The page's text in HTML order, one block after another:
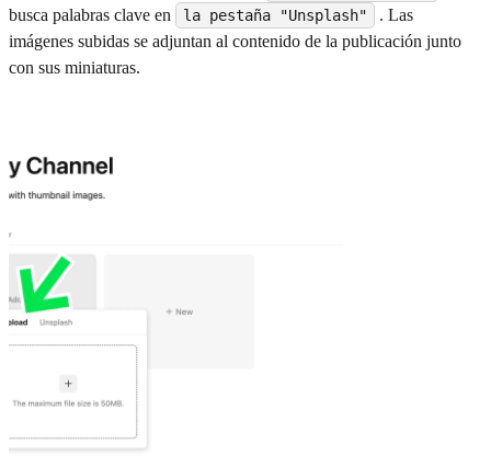
busca palabras clave en
la pestaña "Unsplash"
. Las
imágenes subidas se adjuntan al contenido de la publicación junto
con sus miniaturas.